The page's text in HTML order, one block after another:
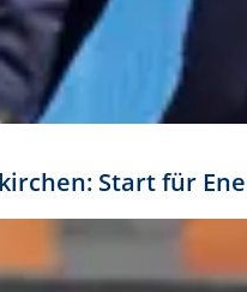
Start für